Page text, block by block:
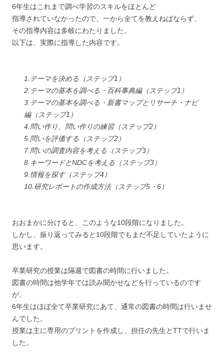
6年生はこれまで調べ学習のスキルをほとんど
指導されていなかったので、一から全てを教えねばならず、
その指導内容は多岐にわたりました。
以下は、実際に指導した内容です。
1.テーマを決める（ステップ1）
2.テーマの基本を調べる・百科事典編（ステップ1）
3.テーマの基本を調べる・新書マップとリサーチ・ナビ
編（ステップ1）
4.問い作り、問い作りの練習（ステップ2）
5.問いを評価する（ステップ2）
7.問いの調査内容を考える（ステップ3）
8.キーワードとNDCを考える（ステップ3）
9.情報を探す（ステップ4）
10.研究レポートの作成方法（ステップ5・6）
おおまかに分けると、このような10段階になりました。
しかし、振り返ってみると10段階でもまだ不足していたように
思います。
卒業研究の授業は隔週で図書の時間に行いました。
図書の時間は他学年では読み聞かせなどを行っているのです
が、
6年生はほぼ全て卒業研究にあて、通常の図書の時間は行いませ
んでした。
授業は主に専用のプリントを作成し、担任の先生とTTで行いま
した。